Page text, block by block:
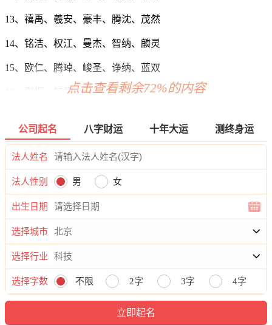
13、禧禹、羲安、豪丰、腾沈、茂然
14、铭洁、权江、曼杰、智纳、麟灵
15、欧仁、腾琸、峻圣、诤纳、蓝双
16、则桐、智岳、星安、格昆、顺杭
18、诚策、濯万、纳安、振行、天韵
19、恩翔、品义、申峥、惟凯、锦立
20、科杉、兆涛、硕洁、易智、优兴
21、莱海、健群、驹苗、彩秦、译达
22、汇千、仁永、康政、朗灿、捷运
23、鑫威、佑森、岳鸣、卓吴、祖龙
24、明米、润侨、利笛、平远、菊宣
25、立裕、洋唯、岳杨、峻川、思旭
点击查看剩余72%的内容
公司起名 八字财运 十年大运 测终身运
法人姓名
法人性别 男 女
出生日期
选择城市
选择行业
选择字数 不限 2字 3字 4字